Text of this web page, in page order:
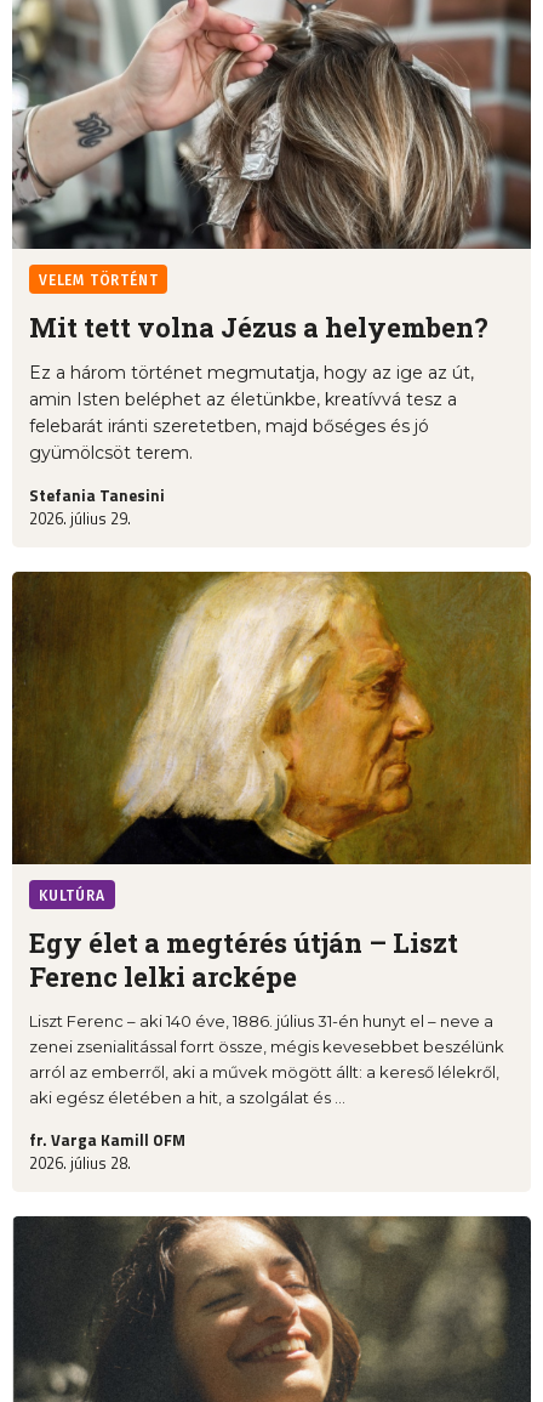
VELEM TÖRTÉNT
Mit tett volna Jézus a helyemben?
Ez a három történet megmutatja, hogy az ige az út,
amin Isten beléphet az életünkbe, kreatívvá tesz a
felebarát iránti szeretetben, majd bőséges és jó
gyümölcsöt terem.
Stefania Tanesini
2026. július 29.
KULTÚRA
Egy élet a megtérés útján – Liszt
Ferenc lelki arcképe
Liszt Ferenc – aki 140 éve, 1886. július 31-én hunyt el – neve a
zenei zsenialitással forrt össze, mégis kevesebbet beszélünk
arról az emberről, aki a művek mögött állt: a kereső lélekről,
aki egész életében a hit, a szolgálat és ...
fr. Varga Kamill OFM
2026. július 28.